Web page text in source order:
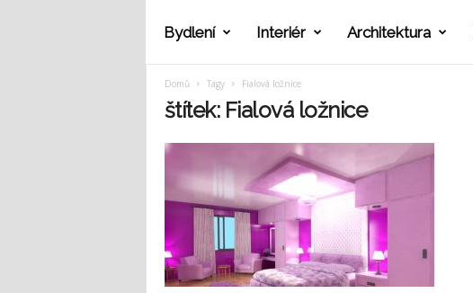
r
Bydlení Interiér Architektura
Domů Tagy Fialová ložnice
štítek: Fialová ložnice